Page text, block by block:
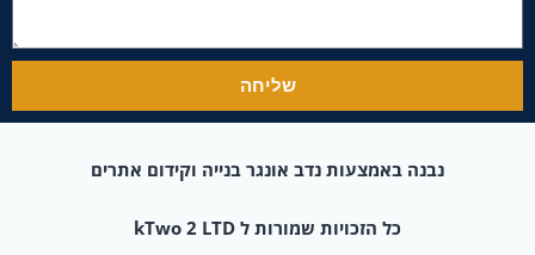
שליחה
נבנה באמצעות נדב אונגר בנייה וקידום אתרים
כל הזכויות שמורות ל kTwo 2 LTD